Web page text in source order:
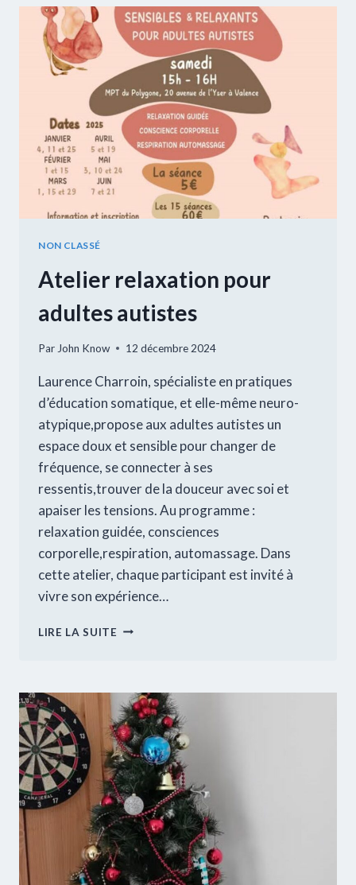
SOCIÉTÉ
NON CLASSÉ
Atelier relaxation pour
adultes autistes
Par John Know 12 décembre 2024
Laurence Charroin, spécialiste en pratiques
d’éducation somatique, et elle-même neuro-
atypique,propose aux adultes autistes un
espace doux et sensible pour changer de
fréquence, se connecter à ses
ressentis,trouver de la douceur avec soi et
apaiser les tensions. Au programme :
relaxation guidée, consciences
corporelle,respiration, automassage. Dans
cette atelier, chaque participant est invité à
vivre son expérience…
LIRE LA SUITE ATELIER
AUTISTES